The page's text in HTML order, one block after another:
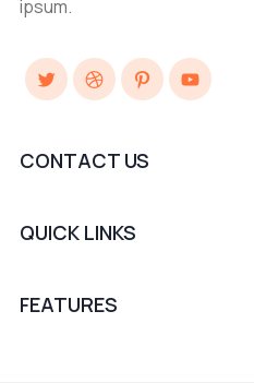
ipsum.
TwitterDribbblePinterest
CONTACT US
QUICK LINKS
FEATURES